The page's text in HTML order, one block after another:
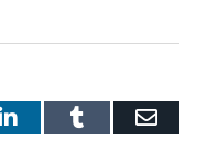
LinkedInTumblr